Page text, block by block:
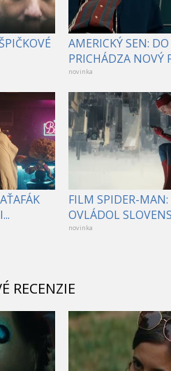
AMERICKÝ SEN:
PRICHÁDZA NOVÝ
novinka
FILM SPIDER-
OVLÁDOL
novinka
RECENZIE